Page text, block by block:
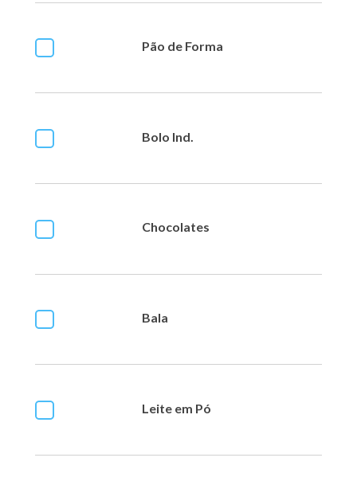
Pão de Forma
Bolo Ind.
Chocolates
Bala
Leite em Pó